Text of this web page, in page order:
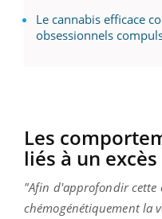
Le cannabis efficace
obsessionnels
Les
liés à un
"Afin d'approfondir cette
chémogénétiquement la